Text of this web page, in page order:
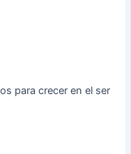
para crecer en el ser